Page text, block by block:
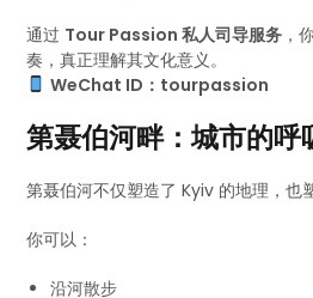
通过 Tour Passion 私人司导服务 ，
奏，真正理解其文化意义。
WeChat ID：tourpassion
第聂伯河畔：城市的呼
第聂伯河不仅塑造了 Kyiv 的地理，也
你可以：
沿河散步